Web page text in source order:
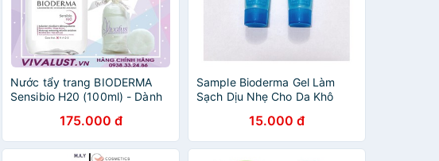
Nước tẩy trang BIODERMA
Sensibio H20 (100ml) - Dành
CHÍNH HÃNG175.000 đ
Sample Bioderma Gel Làm
Sạch Dịu Nhẹ Cho Da Khô
Gel Douche 8ml
15.000 đ